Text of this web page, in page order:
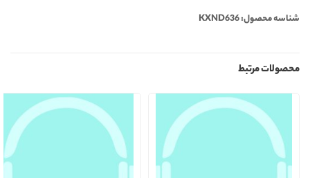
شناسه محصول: KXND636
محصولات مرتبط